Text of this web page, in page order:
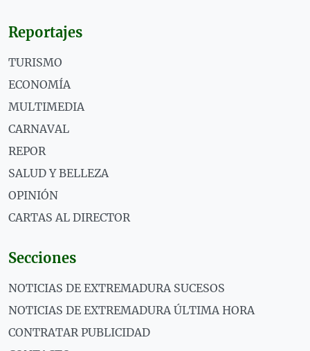
Reportajes
TURISMO
ECONOMÍA
MULTIMEDIA
CARNAVAL
REPOR
SALUD Y BELLEZA
OPINIÓN
CARTAS AL DIRECTOR
Secciones
NOTICIAS DE EXTREMADURA SUCESOS
NOTICIAS DE EXTREMADURA ÚLTIMA HORA
CONTRATAR PUBLICIDAD